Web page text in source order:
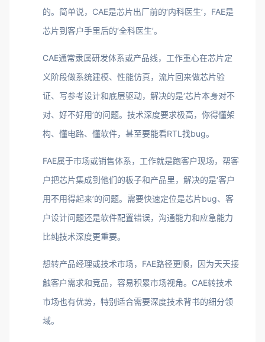
的。简单说，CAE是芯片出厂前的‘内科医生’，FAE是
芯片到客户手里后的‘全科医生’。
CAE通常隶属研发体系或产品线，工作重心在芯片定
义阶段做系统建模、性能仿真，流片回来做芯片验
证、写参考设计和底层驱动，解决的是‘芯片本身对不
对、好不好用’的问题。技术深度要求极高，你得懂架
构、懂电路、懂软件，甚至要能看RTL找bug。
FAE属于市场或销售体系，工作就是跑客户现场，帮客
户把芯片集成到他们的板子和产品里，解决的是‘客户
用不用得起来’的问题。需要快速定位是芯片bug、客
户设计问题还是软件配置错误，沟通能力和应急能力
比纯技术深度更重要。
想转产品经理或技术市场，FAE路径更顺，因为天天接
触客户需求和竞品，容易积累市场视角。CAE转技术
市场也有优势，特别适合需要深度技术背书的细分领
域。